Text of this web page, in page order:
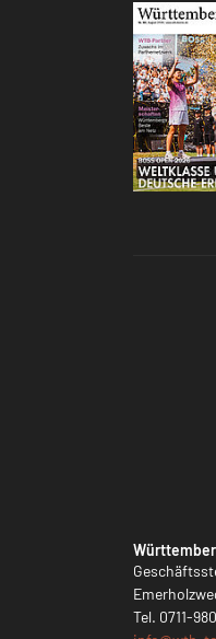
Tel. 0711-